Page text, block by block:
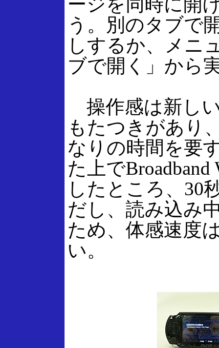
う。別のタブで
しするか、メニ
ブで開く」から
操作感は新し
もたつきがあり
なりの時間を要
た上で
したところ、30
だし、読み込み
ため、体感速度
い。